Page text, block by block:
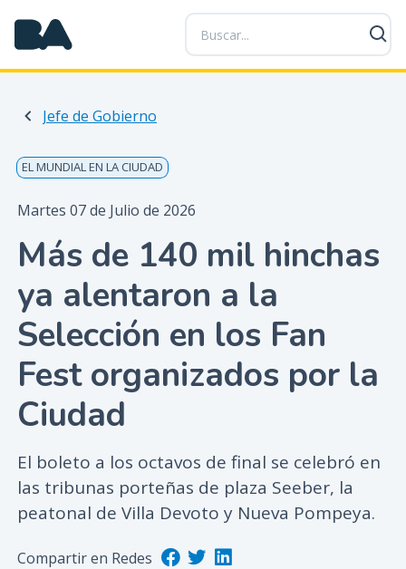
P
a
s
a
e
n
i
o
r
p
a
Jefe de Gobierno
EL MUNDIAL EN LA CIUDAD
Martes 07 de Julio de 2026
Más de 140 mil hinchas
ya alentaron a la
Selección en los Fan
Fest organizados por la
Ciudad
El boleto a los octavos de final se celebró en
las tribunas porteñas de plaza Seeber, la
peatonal de Villa Devoto y Nueva Pompeya.
Compartir en Redes